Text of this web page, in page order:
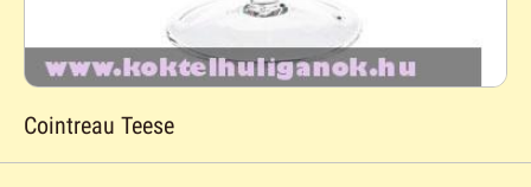
Cointreau Teese